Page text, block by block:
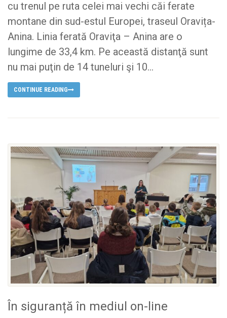
cu trenul pe ruta celei mai vechi căi ferate
montane din sud-estul Europei, traseul Oravița-
Anina. Linia ferată Oraviţa – Anina are o
lungime de 33,4 km. Pe această distanţă sunt
nu mai puţin de 14 tuneluri şi 10...
CONTINUE READING
În siguranță în mediul on-line